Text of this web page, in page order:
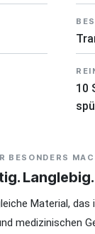
10
BESONDERS
Material, das
medizinischen